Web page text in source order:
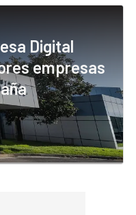
Digital
empresas